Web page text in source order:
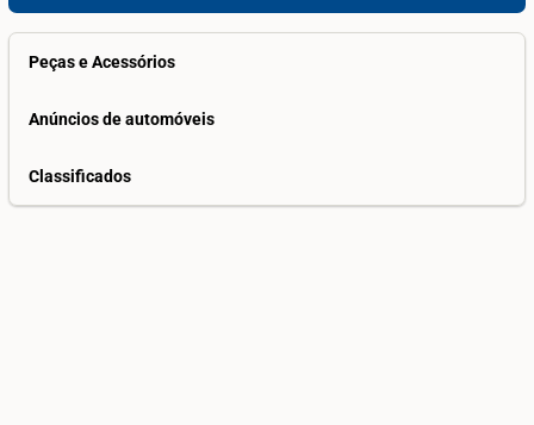
Peças e Acessórios
Anúncios de automóveis
Classificados